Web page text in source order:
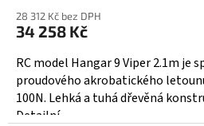
28 312 Kč bez DPH
34 258 Kč
RC model Hangar 9 Viper 2.1m je
proudového akrobatického
100N. Lehká a tuhá dřevěná
Detailní...